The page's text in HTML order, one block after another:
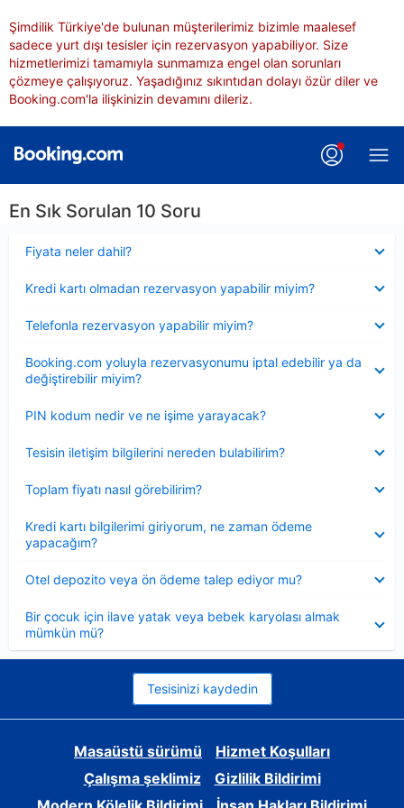
Şimdilik Türkiye'de bulunan müşterilerimiz bizimle maalesef
sadece yurt dışı tesisler için rezervasyon yapabiliyor. Size
hizmetlerimizi tamamıyla sunmamıza engel olan sorunları
çözmeye çalışıyoruz. Yaşadığınız sıkıntıdan dolayı özür diler ve
Booking.com'la ilişkinizin devamını dileriz.
En Sık Sorulan 10 Soru
Fiyata neler dahil?
Kredi kartı olmadan rezervasyon yapabilir miyim?
Telefonla rezervasyon yapabilir miyim?
Booking.com yoluyla rezervasyonumu iptal edebilir ya da
değiştirebilir miyim?
PIN kodum nedir ve ne işime yarayacak?
Tesisin iletişim bilgilerini nereden bulabilirim?
Toplam fiyatı nasıl görebilirim?
Kredi kartı bilgilerimi giriyorum, ne zaman ödeme
yapacağım?
Otel depozito veya ön ödeme talep ediyor mu?
Bir çocuk için ilave yatak veya bebek karyolası almak
mümkün mü?
Tesisinizi kaydedin
Masaüstü sürümü
Hizmet Koşulları
Çalışma şeklimiz
Gizlilik Bildirimi